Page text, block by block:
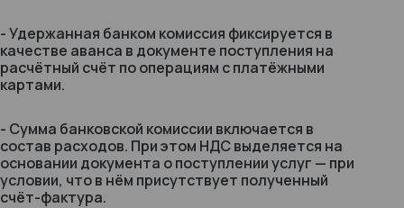
- Удержанная банком комиссия фиксируется в
качестве аванса в документе поступления на
расчётный счёт по операциям с платёжными
картами.
- Сумма банковской комиссии включается в
состав расходов. При этом НДС выделяется на
основании документа о поступлении услуг — при
условии, что в нём присутствует полученный
счёт-фактура.